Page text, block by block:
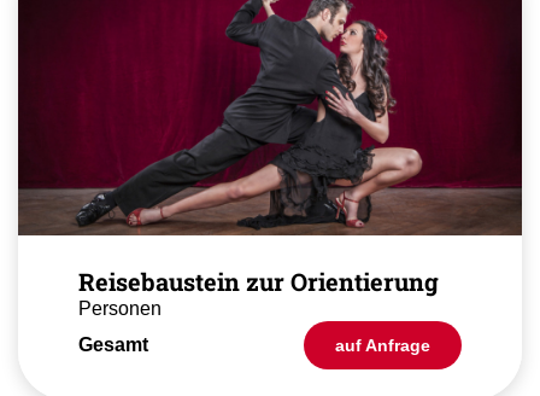
Reisebaustein zur Orientierung
Personen
Gesamt
auf Anfrage